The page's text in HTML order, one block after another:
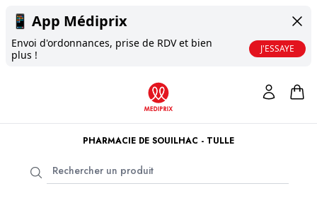
📱 App Médiprix
Envoi d'ordonnances, prise de RDV et bien
plus !
J'ESSAYE
PHARMACIE DE SOUILHAC - TULLE